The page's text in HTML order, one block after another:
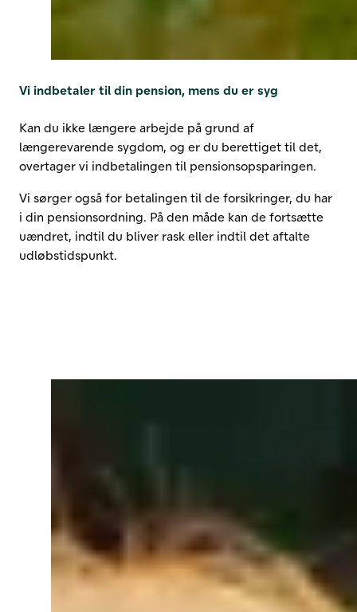
Vi indbetaler til din pension, mens du er syg
Kan du ikke længere arbejde på grund af
længerevarende sygdom, og er du berettiget til det,
overtager vi indbetalingen til pensionsopsparingen.
Vi sørger også for betalingen til de forsikringer, du har
i din pensionsordning. På den måde kan de fortsætte
uændret, indtil du bliver rask eller indtil det aftalte
udløbstidspunkt.